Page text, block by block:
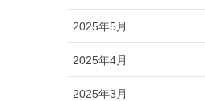
2025年5月
2025年4月
2025年3月